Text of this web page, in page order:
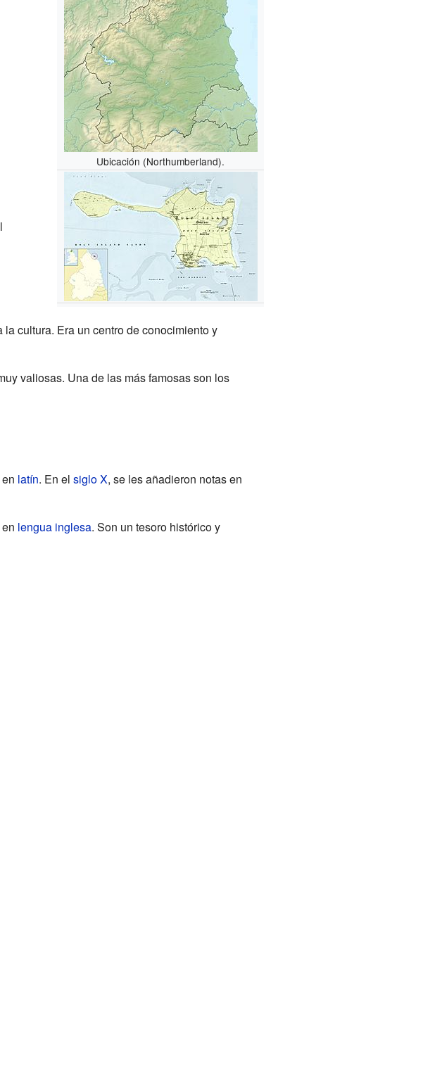
Ubicación (Northumberland).
cultura. Era un centro de conocimiento y
valiosas. Una de las más famosas son los
latín. En el siglo X, se les añadieron notas en
lengua inglesa. Son un tesoro histórico y